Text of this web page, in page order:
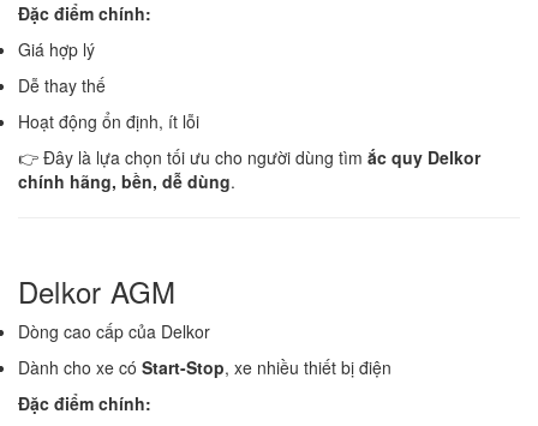
Đặc điểm chính:
Giá hợp lý
Dễ thay thế
Hoạt động ổn định, ít lỗi
👉 Đây là lựa chọn tối ưu cho người dùng tìm ắc quy Delkor
chính hãng, bền, dễ dùng.
Delkor AGM
Dòng cao cấp của Delkor
Dành cho xe có Start-Stop, xe nhiều thiết bị điện
Đặc điểm chính: